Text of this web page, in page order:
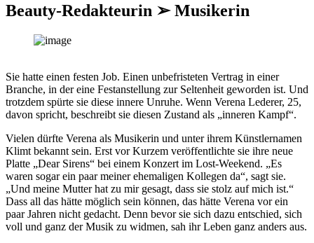
Beauty-Redakteurin ➢ Musikerin
Sie hatte einen festen Job. Einen unbefristeten Vertrag in einer
Branche, in der eine Festanstellung zur Seltenheit geworden ist. Und
trotzdem spürte sie diese innere Unruhe. Wenn Verena Lederer, 25,
davon spricht, beschreibt sie diesen Zustand als „inneren Kampf“.
Vielen dürfte Verena als Musikerin und unter ihrem Künstlernamen
Klimt bekannt sein. Erst vor Kurzem veröffentlichte sie ihre neue
Platte „Dear Sirens“ bei einem Konzert im Lost-Weekend. „Es
waren sogar ein paar meiner ehemaligen Kollegen da“, sagt sie.
„Und meine Mutter hat zu mir gesagt, dass sie stolz auf mich ist.“
Dass all das hätte möglich sein können, das hätte Verena vor ein
paar Jahren nicht gedacht. Denn bevor sie sich dazu entschied, sich
voll und ganz der Musik zu widmen, sah ihr Leben ganz anders aus.